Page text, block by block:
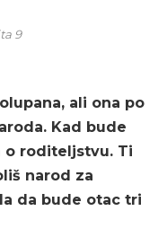
9
ali ona po
Kad bude
o roditeljstvu. Ti
narod za
da bude otac tri